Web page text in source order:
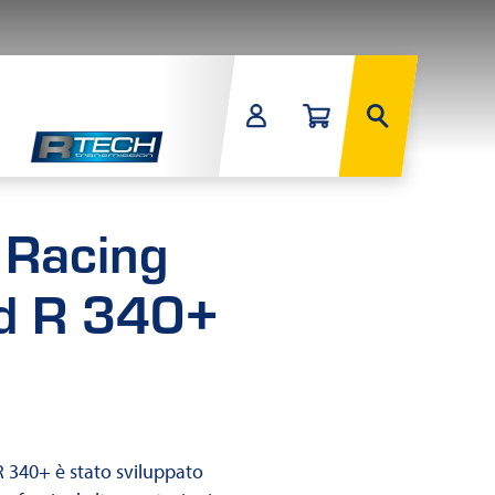
R 340+
340+ è stato sviluppato